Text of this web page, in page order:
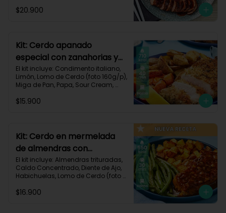
Cinnamon Paprika, Sour Cream,
Carbohidratos 59g | Grasas 19g |
Proteínas 36g
$20.900
Kit: Cerdo apanado
especial con zanahorias y
papas al horno-58
El kit incluye: Condimento italiano,
Limón, Lomo de Cerdo (foto 160g/p),
Miga de Pan, Papa, Sour Cream,
$15.900
Kit: Cerdo en mermelada
de almendras con
habichuelas y criollas al
horno-144
El kit incluye: Almendras trituradas,
Caldo Concentrado, Diente de Ajo,
Habichuelas, Lomo de Cerdo (foto
Criolla, Receta Impresa.
$16.900